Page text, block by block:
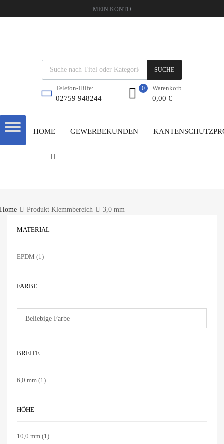
MEIN KONTO
SUCHE
Telefon-Hilfe:
02759 948244
Warenkorb
0,00 €
0
HOME GEWERBEKUNDEN
Home Produkt Klemmbereich 3,0 mm
MATERIAL
EPDM (1)
FARBE
BREITE
6,0 mm (1)
HÖHE
10,0 mm (1)